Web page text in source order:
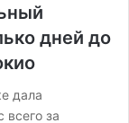
дней до
дала
всего за